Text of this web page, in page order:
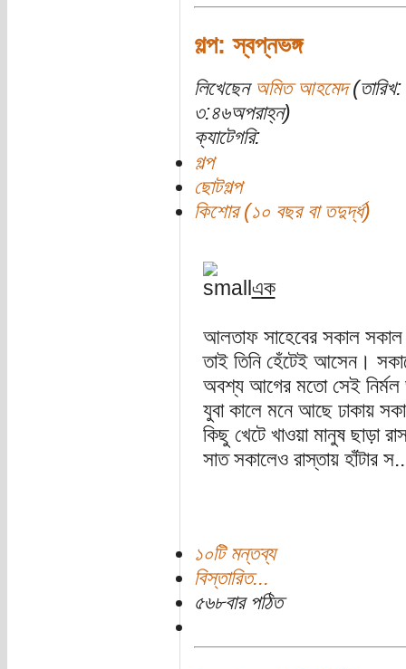
গল্প: স্বপ্নভঙ্গ
লিখেছেন অমিত আহমেদ
৩:৪৬অপরাহ্ন)
ক্যাটেগরি:
গল্প
ছোটগল্প
কিশোর (১০ বছর বা তদুর্দ্ধ)
এক
আলতাফ সাহেবের সকাল
তাই তিনি হেঁটেই আসেন।
অবশ্য আগের মতো সেই
যুবা কালে মনে আছে ঢাকায়
কিছু খেটে খাওয়া মানুষ ছাড়া
সাত সকালেও রাস্তায় হাঁটার
১০টি মন্তব্য
বিস্তারিত...
৫৬৮বার পঠিত